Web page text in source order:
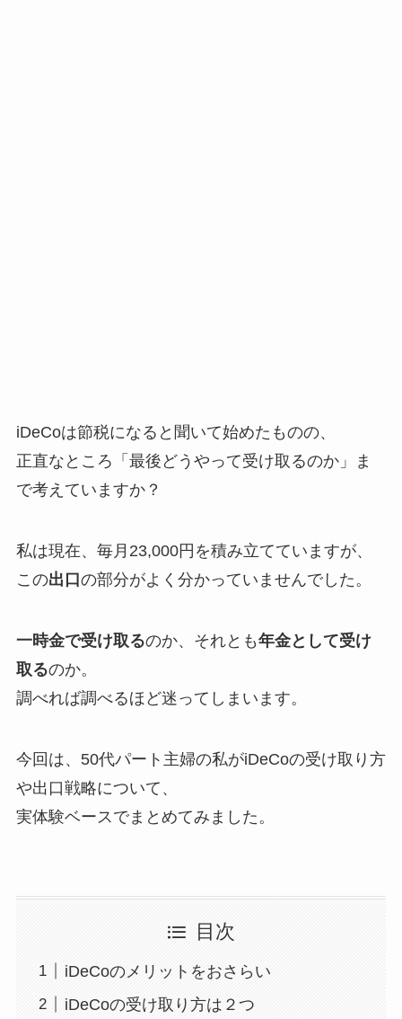
iDeCoは節税になると聞いて始めたものの、
正直なところ「最後どうやって受け取るのか」ま
で考えていますか？
私は現在、毎月23,000円を積み立てていますが、
この出口 の部分がよく分かっていませんでした。
一時金で受け取るのか、それとも年金として受け
取るのか。
調べれば調べるほど迷ってしまいます。
今回は、50代パート主婦の私がiDeCoの受け取り方
や出口戦略について、
実体験ベースでまとめてみました。
目次
iDeCoのメリットをおさらい
iDeCoの受け取り方は２つ